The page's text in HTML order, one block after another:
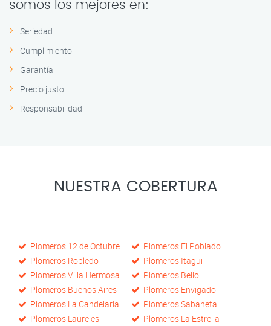
somos los mejores en:
Seriedad
Cumplimiento
Garantía
Precio justo
Responsabilidad
NUESTRA COBERTURA
Plomeros El Poblado
Plomeros Itagui
Plomeros Bello
Plomeros Envigado
Plomeros Sabaneta
Plomeros La Estrella
Plomeros 12 de Octubre
Plomeros Robledo
Plomeros Villa Hermosa
Plomeros Buenos Aires
Plomeros La Candelaria
Plomeros Laureles